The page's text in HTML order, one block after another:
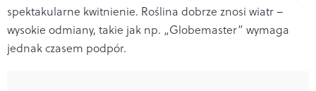
spektakularne kwitnienie. Roślina dobrze znosi wiatr –
wysokie odmiany, takie jak np. „Globemaster” wymaga
jednak czasem podpór.